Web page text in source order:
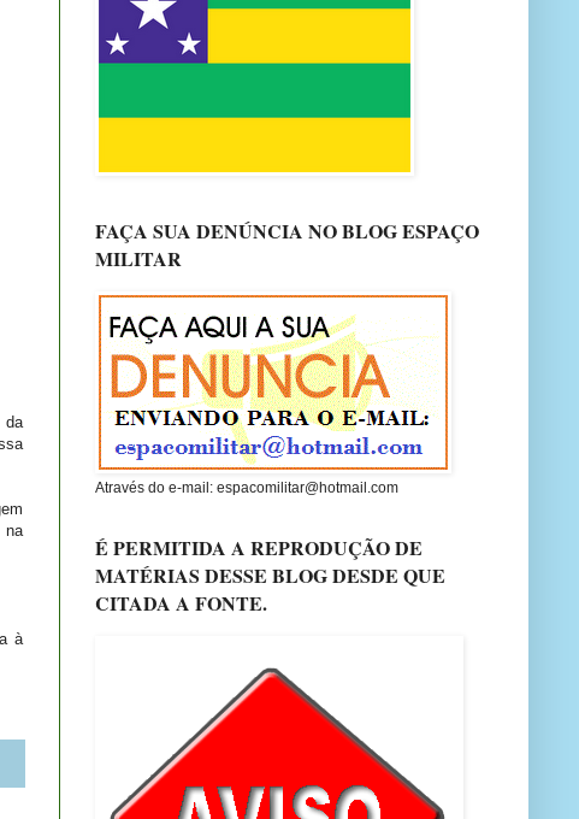
da
na
à
FAÇA SUA DENÚNCIA NO BLOG ESPAÇO
MILITAR
Através do e-mail: espacomilitar@hotmail.com
É PERMITIDA A REPRODUÇÃO DE
MATÉRIAS DESSE BLOG DESDE QUE
CITADA A FONTE.